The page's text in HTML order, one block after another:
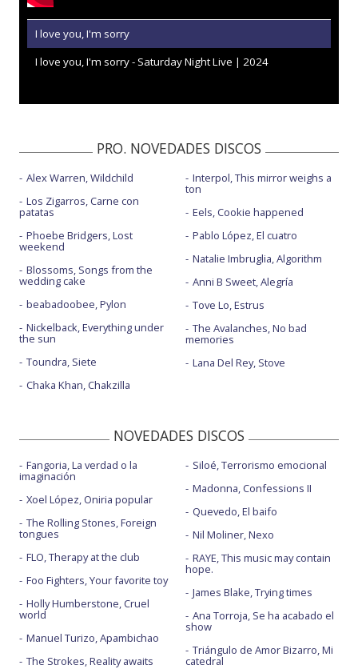
I love you, I'm sorry
I love you, I'm sorry - Saturday Night Live | 2024
PRO. NOVEDADES DISCOS
Alex Warren, Wildchild
Los Zigarros, Carne con
patatas
Phoebe Bridgers, Lost
weekend
Blossoms, Songs from the
wedding cake
beabadoobee, Pylon
Nickelback, Everything under
the sun
Toundra, Siete
Chaka Khan, Chakzilla
Interpol, This mirror weighs a
ton
Eels, Cookie happened
Pablo López, El cuatro
Natalie Imbruglia, Algorithm
Anni B Sweet, Alegría
Tove Lo, Estrus
The Avalanches, No bad
memories
Lana Del Rey, Stove
NOVEDADES DISCOS
Fangoria, La verdad o la
imaginación
Xoel López, Oniria popular
The Rolling Stones, Foreign
tongues
FLO, Therapy at the club
Foo Fighters, Your favorite toy
Holly Humberstone, Cruel
world
Manuel Turizo, Apambichao
The Strokes, Reality awaits
Siloé, Terrorismo emocional
Madonna, Confessions II
Quevedo, El baifo
Nil Moliner, Nexo
RAYE, This music may contain
hope.
James Blake, Trying times
Ana Torroja, Se ha acabado el
show
Triángulo de Amor Bizarro, Mi
catedral